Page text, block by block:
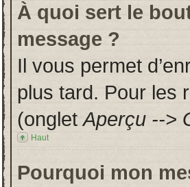
À quoi sert le
message ?
Il vous permet
plus tard. Pour les
(ongletAperçu -->
Haut
Pourquoi mon